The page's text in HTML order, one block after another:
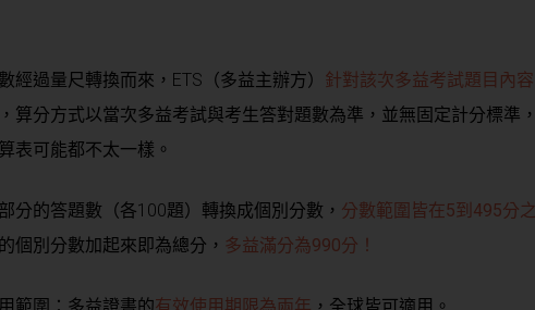
經過量尺轉換而來，ETS（多益主辦方） 針對該次多益考試題目內容
，算分方式以當次多益考試與考生答對題數為準，並無固定計分標準，
表可能都不太一樣。
分的答題數（各100題）轉換成個別分數， 分數範圍皆在5到495分之
個別分數加起來即為總分， 多益滿分為990分！